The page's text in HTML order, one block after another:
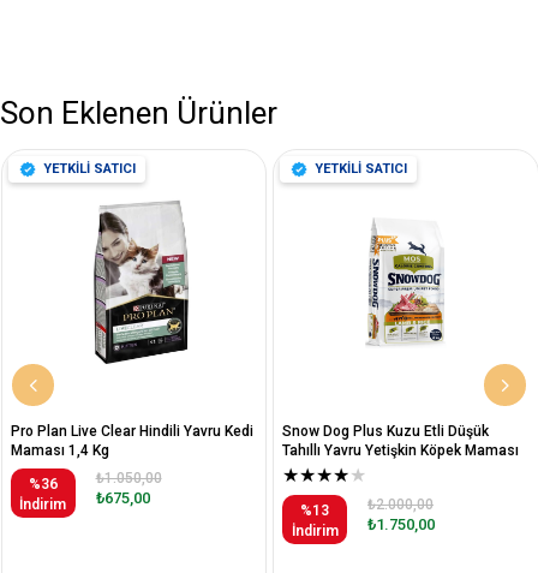
Son Eklenen Ürünler
Pro Plan Live Clear Hindili Yavru Kedi
Maması 1,4 Kg
%36
İndirim
₺675,00
₺1.050,00
YETKİLİ SATICI
Snow Dog Plus Kuzu Etli Düşük
Tahıllı Yavru Yetişkin Köpek Maması
12 Kg
★★★★★
%13
İndirim
₺1.750,00
₺2.000,00
YETKİLİ SATICI